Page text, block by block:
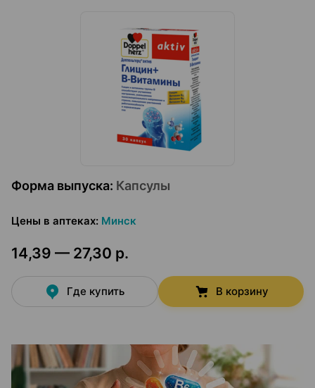
Форма выпуска: Капсулы
Цены в аптеках: Минск
14,39 — 27,30 р.
Где купить В корзину